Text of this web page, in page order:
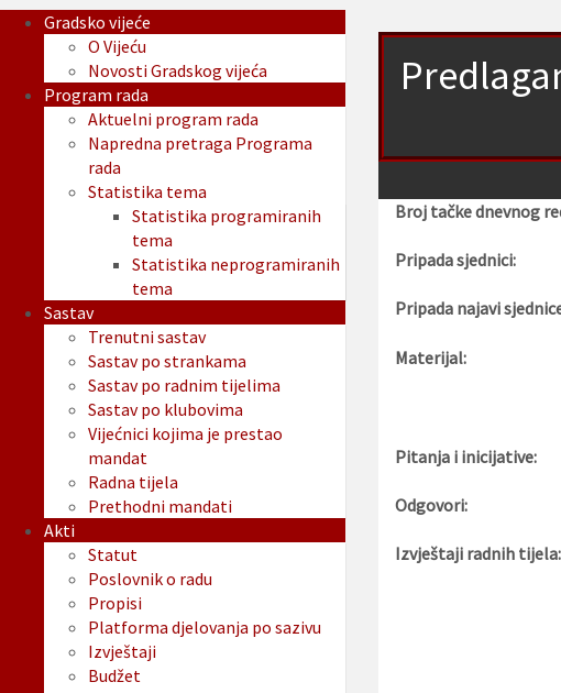
Broj tačke dnevnog
Pripada sjednici:
Pripada najavi
Materijal:
Pitanja i inicijative:
Odgovori:
Izvještaji radnih tijela:
Gradsko vijeće
O Vijeću
Novosti Gradskog vijeća
Program rada
Aktuelni program rada
Napredna pretraga Programa
rada
Statistika tema
Statistika programiranih
tema
Statistika neprogramiranih
tema
Sastav
Trenutni sastav
Sastav po strankama
Sastav po radnim tijelima
Sastav po klubovima
Vijećnici kojima je prestao
mandat
Radna tijela
Prethodni mandati
Akti
Statut
Poslovnik o radu
Propisi
Platforma djelovanja po sazivu
Izvještaji
Budžet